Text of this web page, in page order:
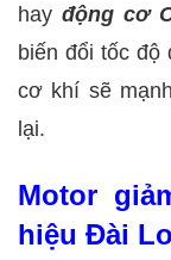
hayđộng cơ
biến đổi tốc độ
cơ khí sẽ
lại.
Motor
hiệu Đài